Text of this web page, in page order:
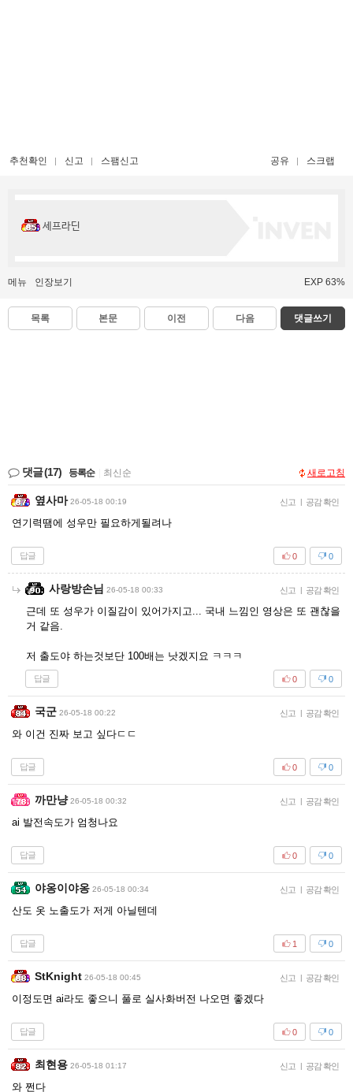
추천확인 신고 스팸신고 공유 스크랩
세프라딘
메뉴 인장보기 EXP 63%
목록 본문 이전 다음 댓글쓰기
댓글(17) 등록순 최신순 새로고침
옆사마 26-05-18 00:19 신고 | 공감 확인
연기력땜에 성우만 필요하게될려나
답글 0
0
사랑방손님 26-05-18 00:33 신고 | 공감 확인
근데 또 성우가 이질감이 있어가지고... 국내 느낌인 영상은 또 괜찮을
거 같음.
저 출도야 하는것보단 100배는 낫겠지요 ㅋㅋㅋ
답글 0
0
국군 26-05-18 00:22 신고 | 공감 확인
와 이건 진짜 보고 싶다ㄷㄷ
답글 0
0
까만냥 26-05-18 00:32 신고 | 공감 확인
ai 발전속도가 엄청나요
답글 0
0
야옹이야옹 26-05-18 00:34 신고 | 공감 확인
산도 옷 노출도가 저게 아닐텐데
답글 0
1
StKnight 26-05-18 00:45 신고 | 공감 확인
이정도면 ai라도 좋으니 풀로 실사화버전 나오면 좋겠다
답글 0
0
최현용 26-05-18 01:17 신고 | 공감 확인
와 쩐다